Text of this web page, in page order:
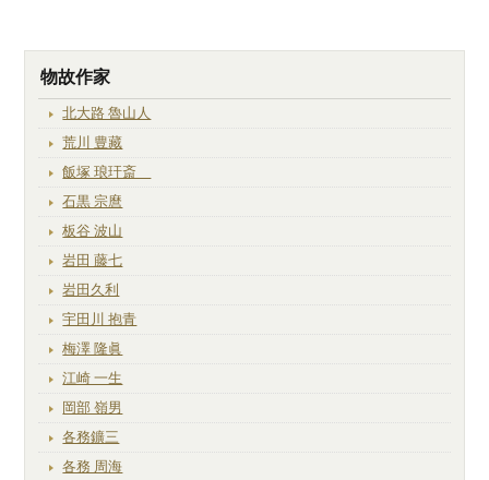
物故作家
北大路 魯山人
荒川 豊藏
飯塚 琅玕斎
石黒 宗麿
板谷 波山
岩田 藤七
岩田久利
宇田川 抱青
梅澤 隆眞
江崎 一生
岡部 嶺男
各務鑛三
各務 周海